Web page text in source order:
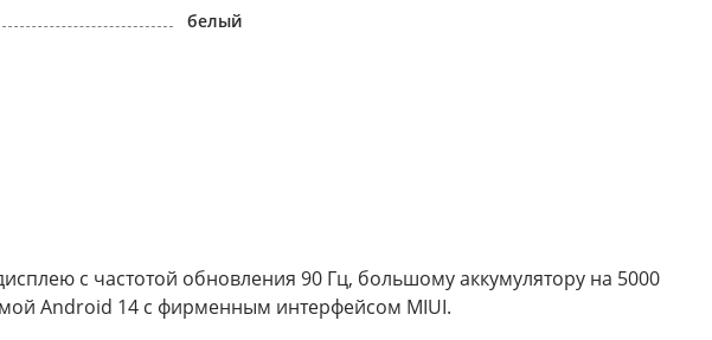
белый
с частотой обновления 90 Гц, большому аккумулятору на 5000
Android 14 с фирменным интерфейсом MIUI.